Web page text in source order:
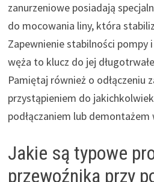
zanurzeniowe posiadają
do mocowania liny, która
Zapewnienie stabilności pompy
węża to klucz do jej
Pamiętaj również o odłączeniu
przystąpieniem do
podłączaniem lub demontażem
Jakie są typowe
przewoźnika przy